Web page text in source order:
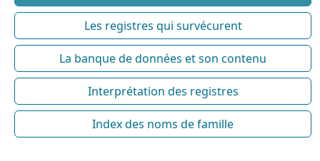
Les registres qui survécurent
La banque de données et son contenu
Interprétation des registres
Index des noms de famille